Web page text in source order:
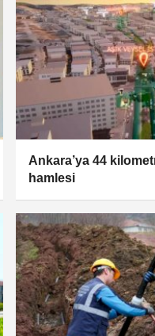
Ankara’ya 44
hamlesi